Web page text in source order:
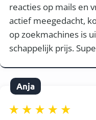
reacties op mails en
actief meegedacht,
op zoekmachines is
schappelijk prijs.
Anja